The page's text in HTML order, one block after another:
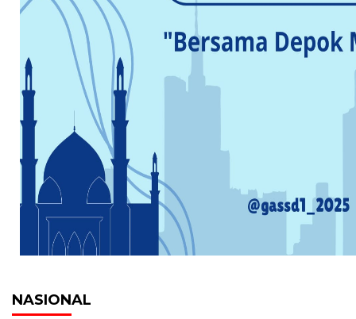
NASIONAL